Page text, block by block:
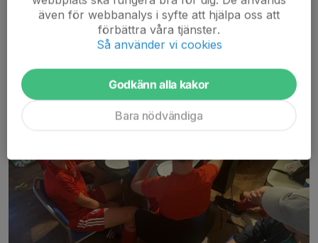
Lyckad kickoff för The Reds!
även för webbanalys i syfte att hjälpa oss att
förbättra våra tjänster.
Så använder vi cookies
Godkänn alla kakor
Bara nödvändiga